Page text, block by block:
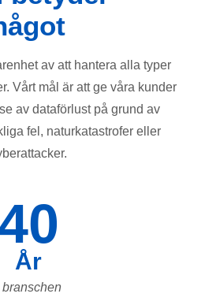
av att hantera alla typer
Vårt mål är att ge våra kunder
av dataförlust på grund av
fel, naturkatastrofer eller
År
branschen